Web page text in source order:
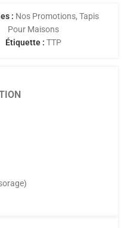
: Nos Promotions, Tapis
Pour Maisons
Étiquette : TTP